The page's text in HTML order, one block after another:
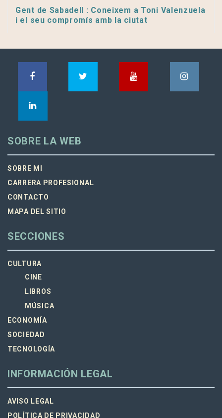
Gent de Sabadell : Coneixem a Toni Valenzuela
i el seu compromís amb la ciutat
SOBRE LA WEB
SOBRE MI
CARRERA PROFESIONAL
CONTACTO
MAPA DEL SITIO
SECCIONES
CULTURA
CINE
LIBROS
MÚSICA
ECONOMÍA
SOCIEDAD
TECNOLOGÍA
INFORMACIÓN LEGAL
AVISO LEGAL
POLÍTICA DE PRIVACIDAD